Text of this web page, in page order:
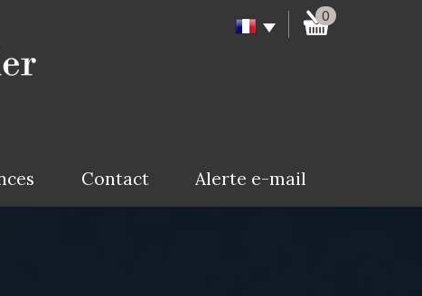
0
Contact Alerte e-mail